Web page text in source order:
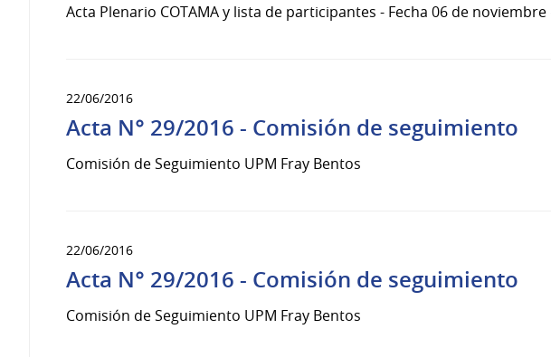
Acta Plenario COTAMA y lista de participantes - Fecha 06 de noviembre
22/06/2016
Acta N° 29/2016 - Comisión de seguimiento
Comisión de Seguimiento UPM Fray Bentos
22/06/2016
Acta N° 29/2016 - Comisión de seguimiento
Comisión de Seguimiento UPM Fray Bentos